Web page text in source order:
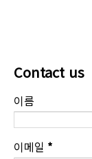
Contact us
이름
이메일 *